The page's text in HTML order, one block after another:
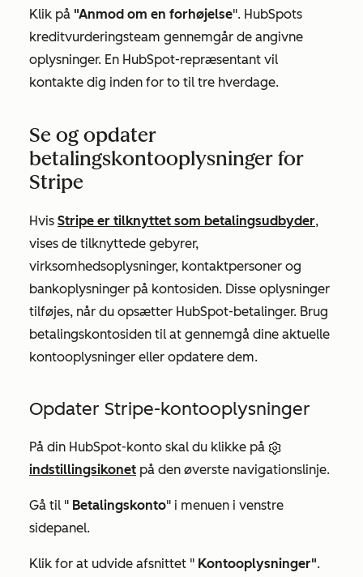
Klik på "Anmod om en forhøjelse". HubSpots
kreditvurderingsteam gennemgår de angivne
oplysninger. En HubSpot-repræsentant vil
kontakte dig inden for to til tre hverdage.
Se og opdater
betalingskontooplysninger for
Stripe
Hvis Stripe er tilknyttet som betalingsudbyder,
vises de tilknyttede gebyrer,
virksomhedsoplysninger, kontaktpersoner og
bankoplysninger på kontosiden. Disse oplysninger
tilføjes, når du opsætter HubSpot-betalinger. Brug
betalingskontosiden til at gennemgå dine aktuelle
kontooplysninger eller opdatere dem.
Opdater Stripe-kontooplysninger
På din HubSpot-konto skal du klikke på
indstillingsikonet på den øverste navigationslinje.
Gå til " Betalingskonto" i menuen i venstre
sidepanel.
Klik for at udvide afsnittet " Kontooplysninger".